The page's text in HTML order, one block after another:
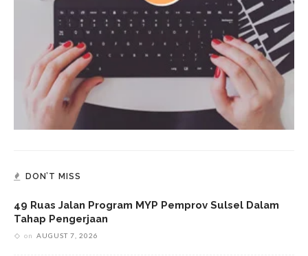
DON’T MISS
49 Ruas Jalan Program MYP Pemprov Sulsel Dalam
Tahap Pengerjaan
on AUGUST 7, 2026